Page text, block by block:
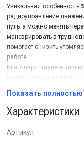
Уникальная особенность
радиоуправление
пульта можно менять
маневрировать в
помогает снизить
работе.
Благодаря штуцеру для
подвести воду для
оборотов от 300 до 1100
700 RCтакже имеет
предусмотренный для
транспортировке.
Показать полностью
Характеристики
Артикул